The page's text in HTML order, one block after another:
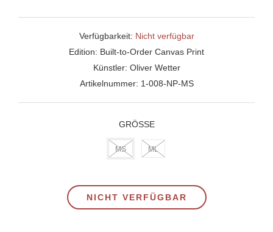
Verfügbarkeit: Nicht verfügbar
Edition: Built-to-Order Canvas Print
Künstler: Oliver Wetter
Artikelnummer: 1-008-NP-MS
GRÖSSE
MS ML
NICHT VERFÜGBAR